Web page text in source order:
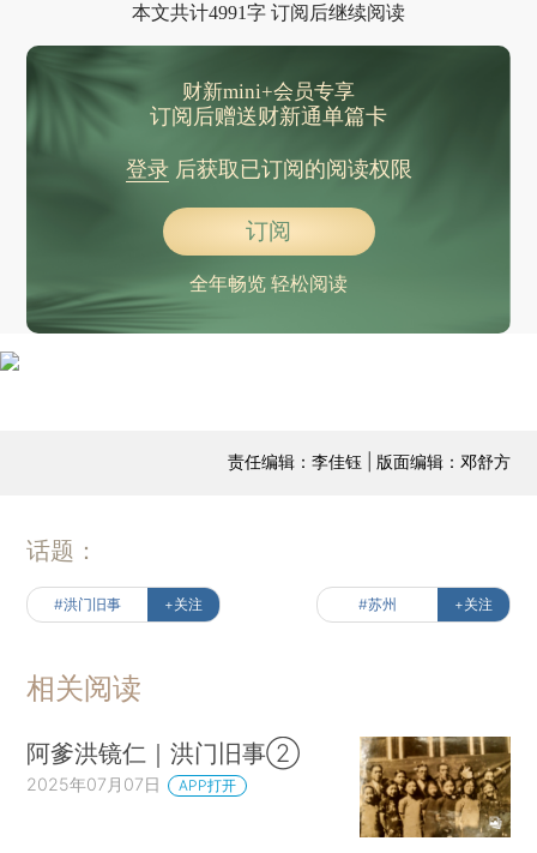
本文共计4991字 订阅后继续阅读
财新mini+会员专享
订阅后赠送财新通单篇卡
登录后获取已订阅的阅读权限
订阅
全年畅览 轻松阅读
责任编辑：李佳钰 | 版面编辑：邓舒方
话题：
#洪门旧事 +关注 #苏州 +关注
相关阅读
阿爹洪镜仁｜洪门旧事②
2025年07月07日 APP打开